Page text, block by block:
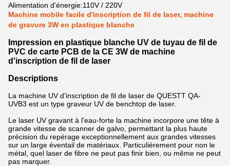
Alimentation d'énergie:110V / 220V
Machine mobile facile d'inscription de fil de laser, machine
de gravure 3W en plastique blanche
Impression en plastique blanche UV de tuyau de fil de
PVC de carte PCB de la CE 3W de machine
d'inscription de fil de laser
Descriptions
La machine UV d'inscription de fil de laser de QUESTT QA-
UVB3 est un type graveur UV de benchtop de laser.
Le laser UV gravant à l'eau-forte la machine incorpore une tête à
grande vitesse de scanner de galvo, permettant la plus haute
précision du repérage exceptionnellement aux grandes vitesses
sur un large éventail de matériaux. Particulièrement pour non le
métal, quel laser de fibre ne peut pas finir bien, ou même ne peut
pas marquer.